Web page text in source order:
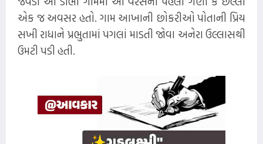
એક જ અવસર હતો. ગામ આખાની છોકરીઓ પોતાની પ્રિય
સખી રાધાને પ્રભુતામાં પગલાં માડતી જોવા અનેરા ઉલ્લાસથી
ઉમટી પડી હતી.